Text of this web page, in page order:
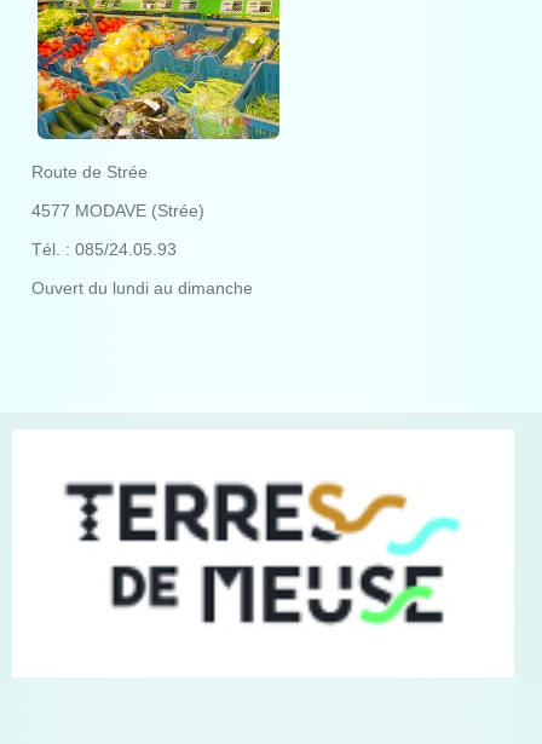
Route de Strée
4577 MODAVE (Strée)
Tél. : 085/24.05.93
Ouvert du lundi au dimanche